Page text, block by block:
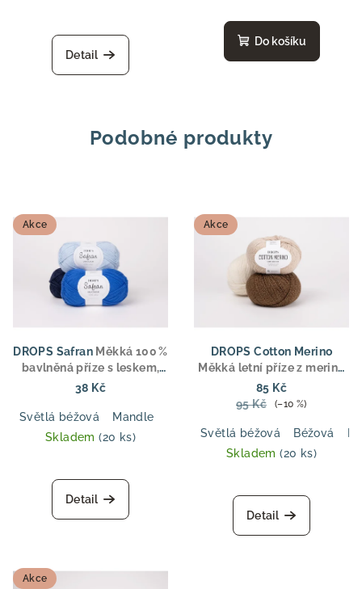
Detail
Do košíku
Podobné produkty
Akce
DROPS Safran Měkká 100 %
bavlněná příze s leskem,
ideální pro letní oděvy,
38 Kč
Světlá béžová Mandle
Skladem(20 ks)
Detail
Akce
DROPS Cotton Merino
Měkká letní příze z merino
vlny a bavlny, DK tloušťka,
ideální pro svetry, topy a
85 Kč
95 Kč
(–10 %)
Světlá béžová Béžová
Skladem(20 ks)
Detail
Akce